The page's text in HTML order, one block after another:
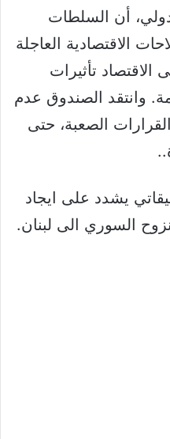
أن السلطات
الاقتصادية العاجلة
تأثيرات
وانتقد الصندوق عدم
الصعبة، حتى
يشدد على ايجاد
السوري الى لبنان.